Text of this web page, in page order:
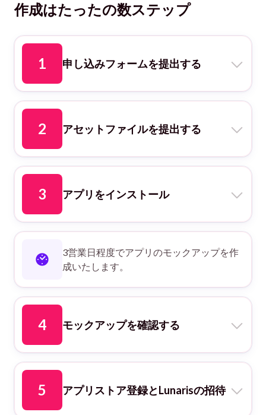
作成はたったの数ステップ
1 申し込みフォームを提出する
こちらのリンク
2 アセットファイルを提出する
アプリアイコン
像
ログインブロック用の背景画像
こちらのリンク
ださい。
3 アプリをインストール
こちらのリンク
す。
3営業日程度でアプリのモックアップを作
成いたします。
4 モックアップを確認する
作成したモックアップをご確認いただ
す。
5 アプリストア登録とLunarisの招待